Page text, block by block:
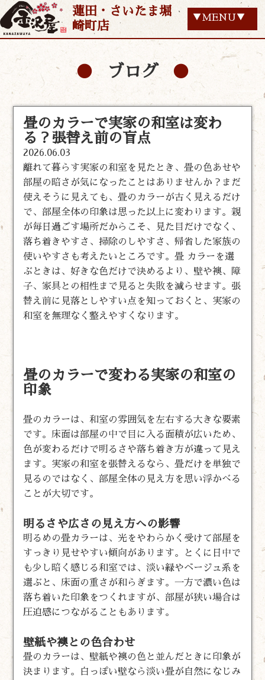
蓮田・さいたま堀
崎町店
▼MENU▼
ブログ
畳のカラーで実家の和室は変わ
る？張替え前の盲点
2026.06.03
離れて暮らす実家の和室を見たとき、畳の色あせや
部屋の暗さが気になったことはありませんか？まだ
使えそうに見えても、畳のカラーが古く見えるだけ
で、部屋全体の印象は思った以上に変わります。親
が毎日過ごす場所だからこそ、見た目だけでなく、
落ち着きやすさ、掃除のしやすさ、帰省した家族の
使いやすさも考えたいところです。畳 カラーを選
ぶときは、好きな色だけで決めるより、壁や襖、障
子、家具との相性まで見ると失敗を減らせます。張
替え前に見落としやすい点を知っておくと、実家の
和室を無理なく整えやすくなります。
畳のカラーで変わる実家の和室の
印象
畳のカラーは、和室の雰囲気を左右する大きな要素
です。床面は部屋の中で目に入る面積が広いため、
色が変わるだけで明るさや落ち着き方が違って見え
ます。実家の和室を張替えるなら、畳だけを単独で
見るのではなく、部屋全体の見え方を思い浮かべる
ことが大切です。
明るさや広さの見え方への影響
明るめの畳カラーは、光をやわらかく受けて部屋を
すっきり見せやすい傾向があります。とくに日中で
も少し暗く感じる和室では、淡い緑やベージュ系を
選ぶと、床面の重さが和らぎます。一方で濃い色は
落ち着いた印象をつくれますが、部屋が狭い場合は
圧迫感につながることもあります。
壁紙や襖との色合わせ
畳のカラーは、壁紙や襖の色と並んだときに印象が
決まります。白っぽい壁なら淡い畳が自然になじみ